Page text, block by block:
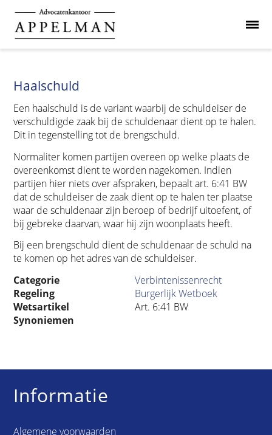
Haalschuld
Een haalschuld is de variant waarbij de schuldeiser de
verschuldigde zaak bij de schuldenaar dient op te halen.
Dit in tegenstelling tot de brengschuld.
Normaliter komen partijen overeen op welke plaats de
overeenkomst dient te worden nagekomen. Indien
partijen hier niets over afspraken, bepaalt art. 6:41 BW
dat de schuldeiser de zaak dient op te halen ter plaatse
waar de schuldenaar zijn beroep of bedrijf uitoefent, of
bij gebreke daarvan, waar hij zijn woonplaats heeft.
Bij een brengschuld dient de schuldenaar de schuld na
te komen op het adres van de schuldeiser.
Categorie
Verbintenissenrecht
Regeling
Burgerlijk Wetboek
Wetsartikel
Art. 6:41 BW
Synoniemen
Informatie
Algemene voorwaarden